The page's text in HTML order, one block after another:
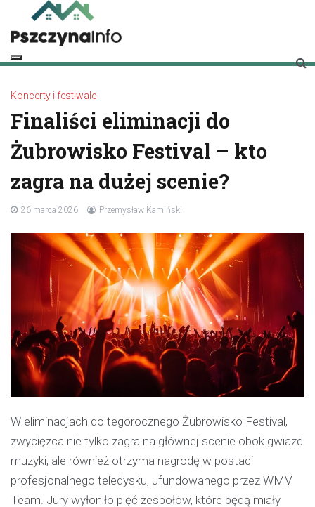
content
pszczynainfo.pl
Twoje źródło informacji o Pszczynie
Koncerty i festiwale
Finaliści eliminacji do
Żubrowisko Festival – kto
zagra na dużej scenie?
26 marca 2026 Przemysław Kamiński
W eliminacjach do tegorocznego Żubrowisko Festival,
zwycięzca nie tylko zagra na głównej scenie obok gwiazd
muzyki, ale również otrzyma nagrodę w postaci
profesjonalnego teledysku, ufundowanego przez WMV
Team. Jury wyłoniło pięć zespołów, które będą miały